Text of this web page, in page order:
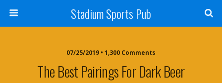
Stadium Sports Pub
07/25/2019 • 1,300 Comments
The Best Pairings For Dark Beer